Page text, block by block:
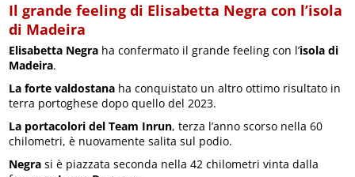
Il grande feeling di Elisabetta Negra con l’isola
di Madeira
Elisabetta Negra ha confermato il grande feeling con l’isola di
Madeira.
La forte valdostana ha conquistato un altro ottimo risultato in
terra portoghese dopo quello del 2023.
La portacolori del Team Inrun, terza l’anno scorso nella 60
chilometri, è nuovamente salita sul podio.
Negra si è piazzata seconda nella 42 chilometri vinta dalla